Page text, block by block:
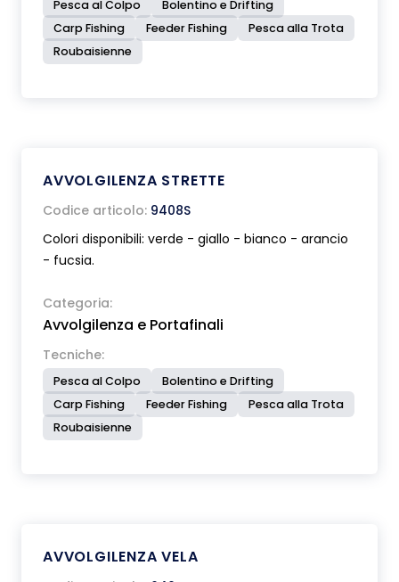
Pesca al Colpo
Bolentino e Drifting
Carp Fishing
Feeder Fishing
Pesca alla Trota
Roubaisienne
AVVOLGILENZA STRETTE
Codice articolo: 9408S
Colori disponibili: verde - giallo - bianco - arancio
- fucsia.
Categoria:
Avvolgilenza e Portafinali
Tecniche:
Pesca al Colpo
Bolentino e Drifting
Carp Fishing
Feeder Fishing
Pesca alla Trota
Roubaisienne
AVVOLGILENZA VELA